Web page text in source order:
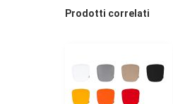
Prodotti correlati